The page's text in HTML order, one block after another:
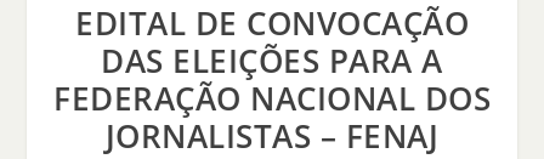
EDITAL DE CONVOCAÇÃO
DAS ELEIÇÕES PARA A
FEDERAÇÃO NACIONAL DOS
JORNALISTAS – FENAJ